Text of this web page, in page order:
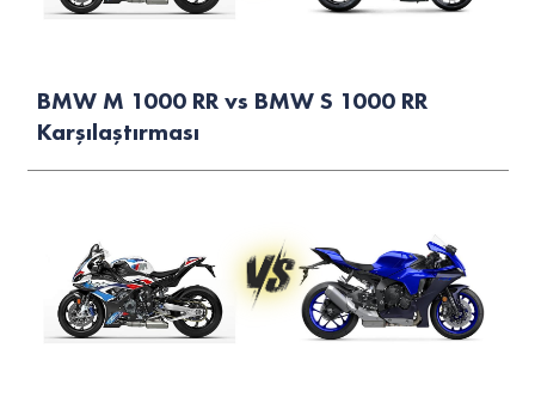
BMW M 1000 RR vs BMW S 1000 RR
Karşılaştırması